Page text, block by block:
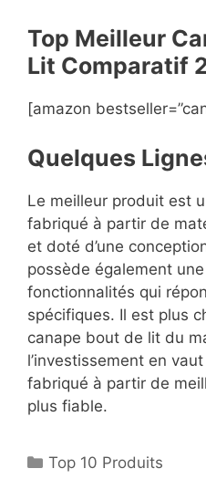
Top Meilleur
Lit Comparatif
[amazon
Quelques
Le meilleur produit est
fabriqué à partir de
et doté d’une
possède également
fonctionnalités qui
spécifiques. Il est plus
canape bout de lit du
l’investissement en
fabriqué à partir de
plus fiable.
Top 10 Produits